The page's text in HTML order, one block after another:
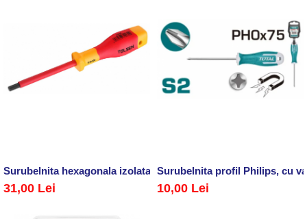
Surubelnita hexagonala izolata H5x75 mm, VDEline PREMIUM
31,00 Lei
Surubelnita profil Philips, cu
10,00 Lei